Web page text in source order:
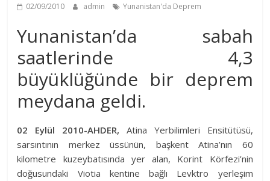
02/09/2010 admin Yunanistan'da Deprem
Yunanistan’da sabah
saatlerinde 4,3
büyüklüğünde bir deprem
meydana geldi.
02 Eylül 2010-AHDER, Atina Yerbilimleri Ensitütüsü,
sarsıntının merkez üssünün, başkent Atina’nın 60
kilometre kuzeybatısında yer alan, Korint Körfezi’nin
doğusundaki Viotia kentine bağlı Levktro yerleşim